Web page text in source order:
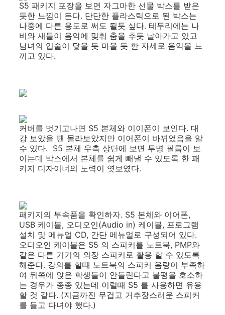
S5 패키지 포장을 보면 자그마한 선물 박스를 받은
듯한 느낌이 든다. 단단한 플라스틱으로 된 박스는
나중에 다른 용도로 써도 될듯 싶다. 테두리에는 나
비와 새들이 음악에 맞춰 춤을 추듯 날아가고 있고
남녀의 입술이 닿을 듯 마을 듯 한 자세로 음악을 느
끼고 있다.
커버를 벗기고나면 S5 본체와 이이폰이 보인다. 대
강 보았을 땐 몰라보았지만 이어폰이 바뀌었음을 알
수 있다. S5 본체 우측 상단에 보면 투명 필름이 보
이는데 박스에서 본체를 쉽게 빼낼 수 있도록 한 패
키지 디자이너의 노력이 엿보였다.
패키지의 부속품을 확인하자. S5 본체와 이어폰,
USB 케이블, 오디오인(Audio in) 케이블, 프로그램
설치 및 메뉴얼 CD, 간단 메뉴얼로 구성되어 있다.
오디오인 케이블은 S5 의 스피커를 노트북, PMP와
같은 다른 기기의 외장 스피커로 활용 할 수 있도록
해준다. 강의를 할때 노트북의 스피커 음량이 부족하
여 뒤쪽에 앉은 학생들이 안들린다고 불평을 호소하
는 경우가 종종 있는데 이럴때 S5 를 사용하면 유용
할 것 같다. (지금까진 무겁고 거추장스러운 스피커
를 들고 다녀야 했다.)